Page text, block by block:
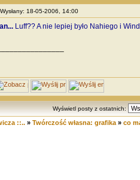
Wysłany: 18-05-2006, 14:00
Luff?? A nie lepiej było Nahiego i
Wyświetl posty z ostatnich:
::..» Twórczość własna: grafika» co